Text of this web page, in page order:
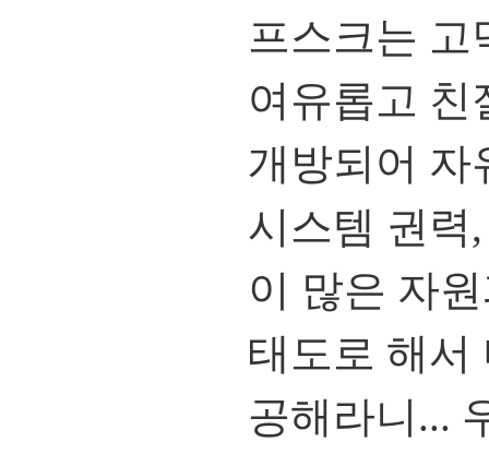
프스크는 고
여유롭고 친
개방되어 자
시스템 권력
이 많은 자
태도로 해서
공해라니...